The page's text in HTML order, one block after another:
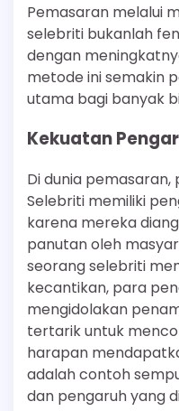
Pemasaran melalui
selebriti bukanlah
dengan
metode ini semakin
utama bagi banyak
Kekuatan
Di dunia pemasaran,
Selebriti memiliki
karena mereka
panutan oleh
seorang selebriti
kecantikan, para
mengidolakan
tertarik untuk
harapan
adalah contoh
dan pengaruh yang